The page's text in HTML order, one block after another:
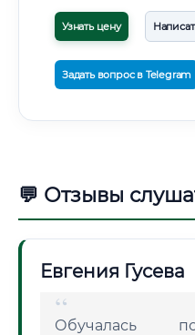
Узнать цену
Задать вопрос в Telegram
💬 Отзывы
Евгения Гусева
Обучалась